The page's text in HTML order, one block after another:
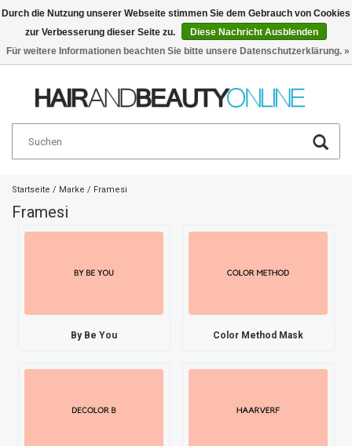
Deutsch €
Startseite / Marke / Framesi
Framesi
By Be You Color Method Mask
Durch die Nutzung unserer Webseite stimmen Sie dem Gebrauch von Cookies
zur Verbesserung dieser Seite zu.
Diese Nachricht Ausblenden
Für weitere Informationen beachten Sie bitte unsere Datenschutzerklärung. »